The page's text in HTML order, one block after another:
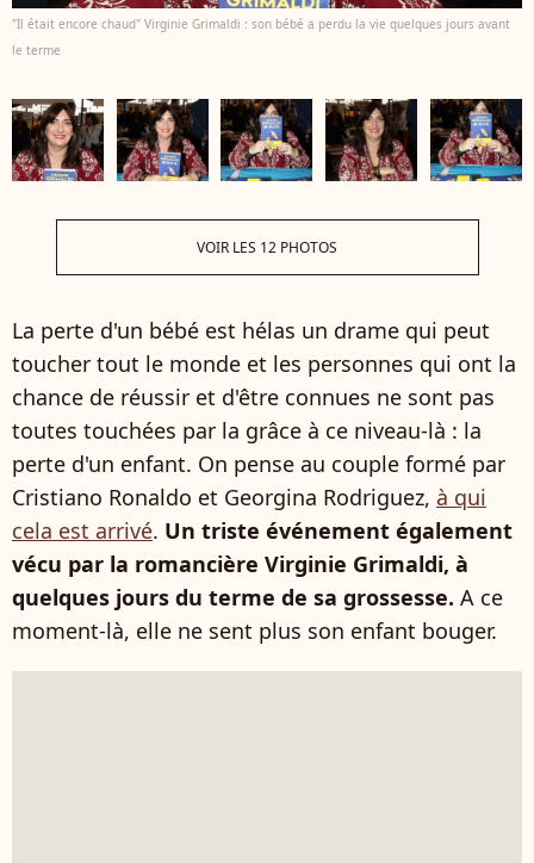
"Il était encore chaud" Virginie Grimaldi : son bébé a perdu la vie quelques jours avant
le terme
VOIR LES 12 PHOTOS
La perte d'un bébé est hélas un drame qui peut
toucher tout le monde et les personnes qui ont la
chance de réussir et d'être connues ne sont pas
toutes touchées par la grâce à ce niveau-là : la
perte d'un enfant. On pense au couple formé par
Cristiano Ronaldo et Georgina Rodriguez, à qui
cela est arrivé. Un triste événement également
vécu par la romancière Virginie Grimaldi, à
quelques jours du terme de sa grossesse. A ce
moment-là, elle ne sent plus son enfant bouger.